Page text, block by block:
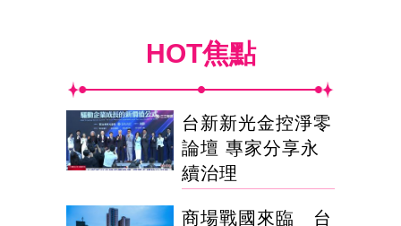
HOT焦點
台新新光金控淨零
論壇 專家分享永
續治理
商場戰國來臨 台